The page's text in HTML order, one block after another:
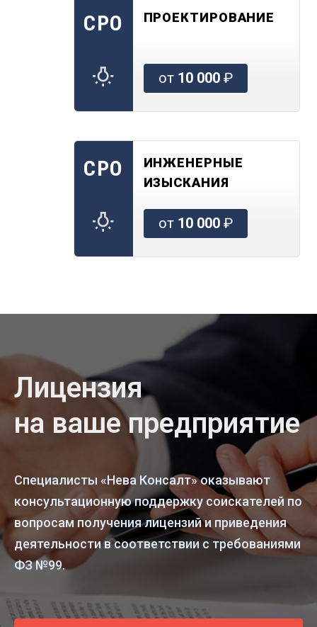
СРО ПРОЕКТИРОВАНИЕ
от 10 000₽
СРО
ИНЖЕНЕРНЫЕ
ИЗЫСКАНИЯ
от 10 000₽
Лицензия
на ваше предприятие
Специалисты «Нева Консалт» оказывают
консультационную поддержку соискателей по
вопросам получения лицензий и приведения
деятельности в соответствии с требованиями
ФЗ №99.